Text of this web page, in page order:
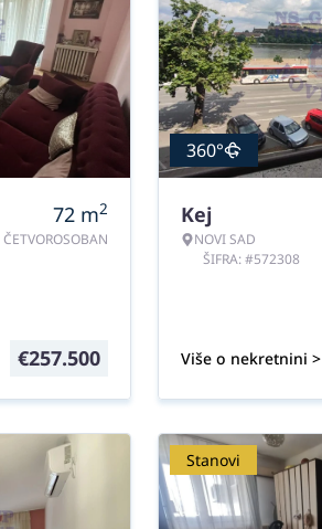
72 m2
ČETVOROSOBAN
€257.500
360°
Kej
NOVI SAD
ŠIFRA: #572308
Više o nekretnini >
Stanovi